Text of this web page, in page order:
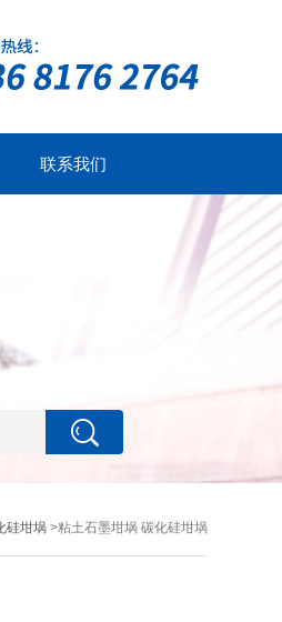
联系我们
硅坩埚>粘土石墨坩埚 碳化硅坩埚